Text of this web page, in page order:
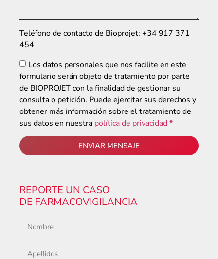
Teléfono de contacto de Bioprojet: +34 917 371
454
Los datos personales que nos facilite en este
formulario serán objeto de tratamiento por parte
de BIOPROJET con la finalidad de gestionar su
consulta o petición. Puede ejercitar sus derechos y
obtener más información sobre el tratamiento de
sus datos en nuestra política de privacidad *
ENVIAR MENSAJE
REPORTE UN CASO
DE FARMACOVIGILANCIA